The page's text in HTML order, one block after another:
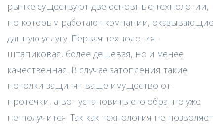
рынке существуют две основные технологии,
по которым работают компании, оказывающие
данную услугу. Первая технология -
штапиковая, более дешевая, но и менее
качественная. В случае затопления такие
потолки защитят ваше имущество от
протечки, а вот установить его обратно уже
не получится. Так как технология не позволяет